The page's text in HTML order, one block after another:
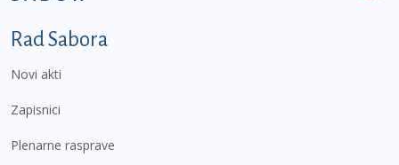
Podnožje prvi izbornik
Rad Sabora
Novi akti
Zapisnici
Plenarne rasprave